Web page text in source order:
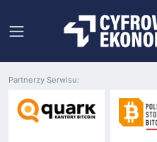
Partnerzy Serwisu: